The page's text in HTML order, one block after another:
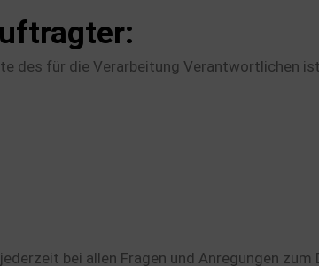
des für die Verarbeitung Verantwortlichen
bei allen Fragen und Anregungen